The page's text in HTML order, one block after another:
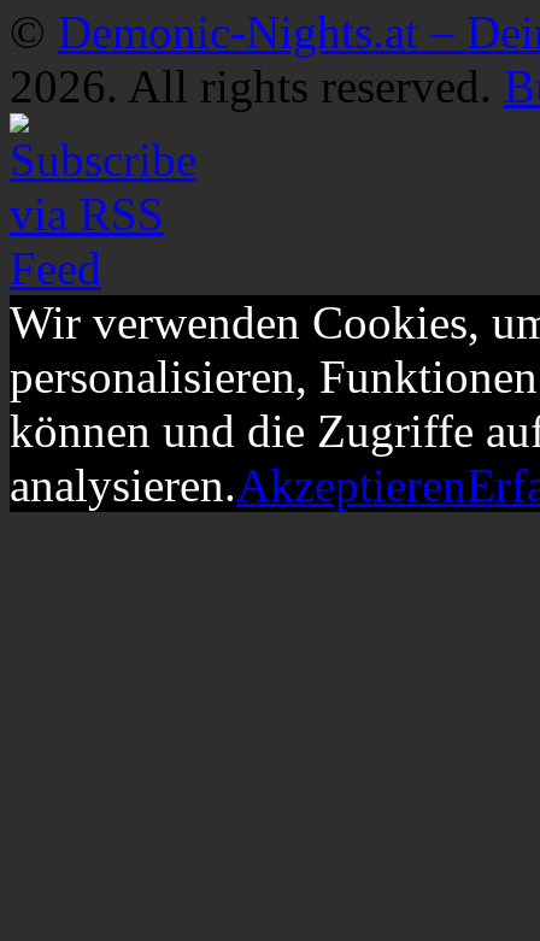
© Demonic-Nights.at –
2026. All rights reserved.
Wir verwenden Cookies,
personalisieren,
können und die Zugriffe
analysieren.Akzeptieren